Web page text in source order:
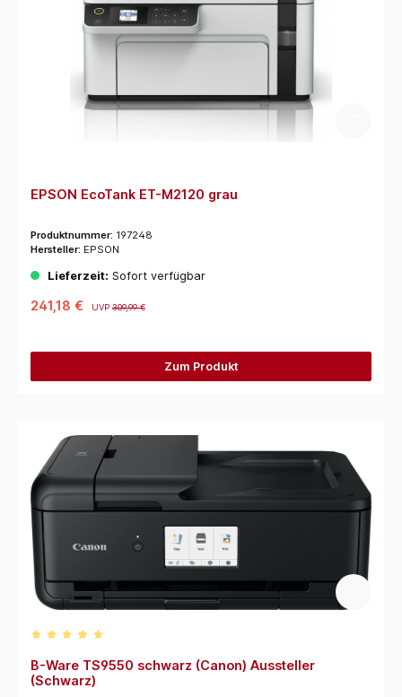
EPSON EcoTank ET-M2120 grau
Produktnummer: 197248
Hersteller: EPSON
Lieferzeit: Sofort verfügbar
241,18 € UVP309,99 €
Zum Produkt
B-Ware TS9550 schwarz (Canon) Aussteller
(Schwarz)